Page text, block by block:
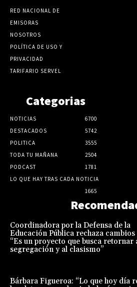
RED NACIONAL DE
EMISORAS
NOSOTROS
POLÍTICA DE USO Y
PRIVACIDAD
TARIFARIO SERVEL
Categorias
NOTICIAS
6700
DESTACADOS
5742
POLITICA
3555
TODA TU MAÑANA
2504
PODCAST
1781
LO QUE HAY TRAS CADA NOTICIA
1665
Coordinadora por la Defensa de la
Educación Pública rechaza cambios
“Es un proyecto que busca retornar
segregación y al clasismo”
Bárbara Figueroa: “Lo que hoy día